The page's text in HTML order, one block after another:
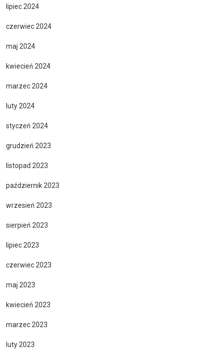
lipiec 2024
czerwiec 2024
maj 2024
kwiecień 2024
marzec 2024
luty 2024
styczeń 2024
grudzień 2023
listopad 2023
październik 2023
wrzesień 2023
sierpień 2023
lipiec 2023
czerwiec 2023
maj 2023
kwiecień 2023
marzec 2023
luty 2023